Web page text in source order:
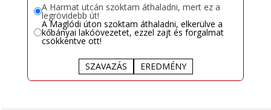
A Harmat utcán szoktam áthaladni, mert ez a
legrövidebb út!
A Maglódi úton szoktam áthaladni, elkerülve a
kőbányai lakóövezetet, ezzel zajt és forgalmat
csökkentve ott!
SZAVAZÁS EREDMÉNY